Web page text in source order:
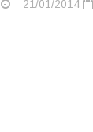
21/01/2014